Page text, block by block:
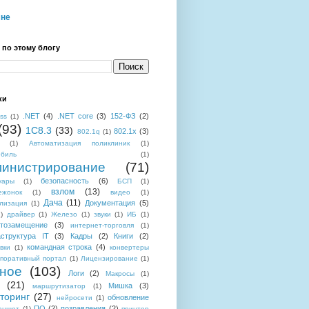
этому блогу
(1) .NET (4) .NET core (3) 152-ФЗ (2)
1C8.3 (33) 802.1q (1) 802.1x (3)
(1) Автоматизация поликлиник
(1)
(1)
(71)
(1) безопасность (6) БСП
(1)
(1) взлом (13) видео
(1)
(1) Дача (11) Документация (5)
драйвер (1) Железо (1) звуки (1) ИБ (1)
(3) интернет-торговля (1)
IT (3) Кадры (2) Книги (2)
(1) командная строка (4)
конвертеры
портал (1) Лицензирование (1)
(103) Логи (2) Макросы (1)
(21) маршрутизатор (1) Мишка (3)
(27) нейросети (1) обновление